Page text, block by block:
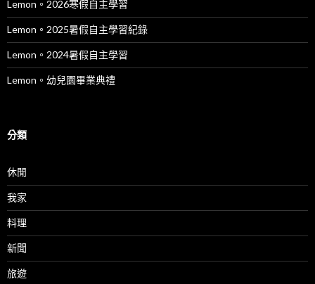
Lemon。2026寒假自主學習
Lemon。2025暑假自主學習紀錄
Lemon。2024暑假自主學習
Lemon。幼兒園畢業典禮
分類
休閒
我家
料理
新聞
旅遊